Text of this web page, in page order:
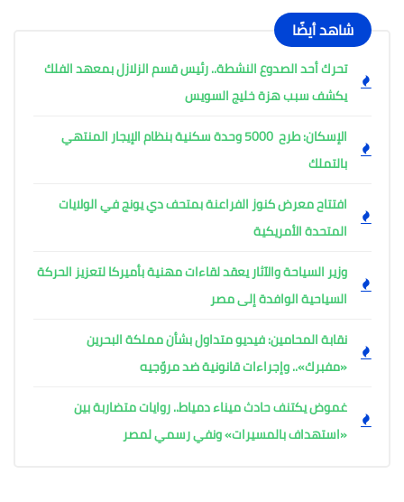
شاهد أيضًا
تحرك أحد الصدوع النشطة.. رئيس قسم الزلازل بمعهد الفلك
يكشف سبب هزة خليج السويس
الإسكان: طرح 5000 وحدة سكنية بنظام الإيجار المنتهي
بالتملك
افتتاح معرض كنوز الفراعنة بمتحف دي يونج في الولايات
المتحدة الأمريكية
وزير السياحة والآثار يعقد لقاءات مهنية بأميركا لتعزيز الحركة
السياحية الوافدة إلى مصر
نقابة المحامين: فيديو متداول بشأن مملكة البحرين
«مفبرك».. وإجراءات قانونية ضد مروّجيه
غموض يكتنف حادث ميناء دمياط.. روايات متضاربة بين
«استهداف بالمسيرات» ونفي رسمي لمصر